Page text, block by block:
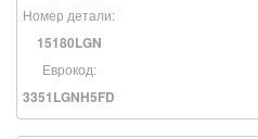
Номер детали:
15180LGN
Еврокод:
3351LGNH5FD